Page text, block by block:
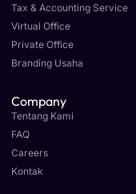
Tax & Accounting Service
Virtual Office
Private Office
Branding Usaha
Company
Tentang Kami
FAQ
Careers
Kontak